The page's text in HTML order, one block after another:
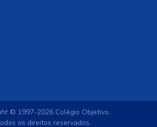
© 1997-2026 Colégio Objetivo.
os direitos reservados.